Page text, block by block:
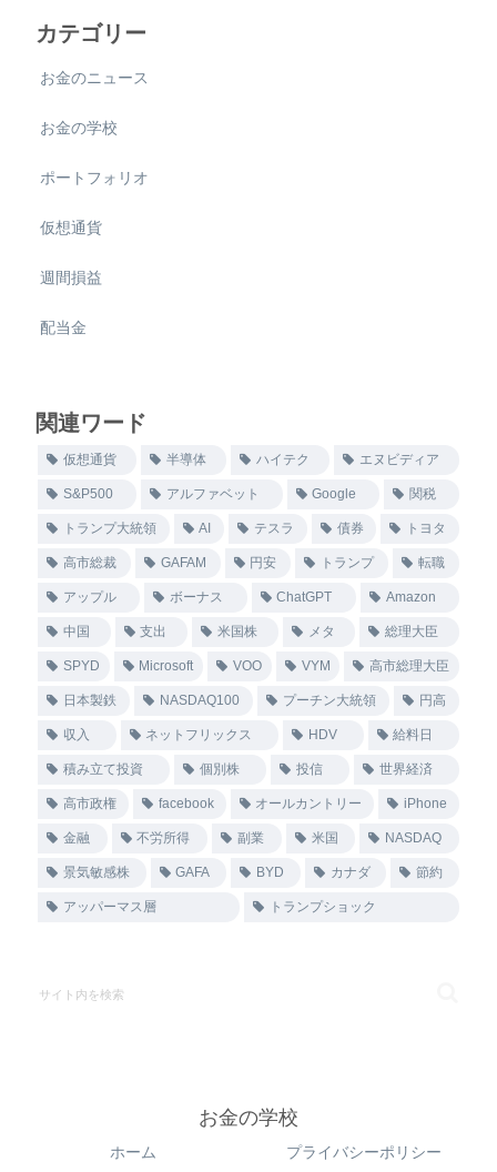
カテゴリー
お金のニュース
お金の学校
ポートフォリオ
仮想通貨
週間損益
配当金
関連ワード
仮想通貨 半導体 ハイテク エヌビディア
S&P500 アルファベット Google 関税
トランプ大統領 AI テスラ 債券 トヨタ
高市総裁 GAFAM 円安 トランプ 転職
アップル ボーナス ChatGPT Amazon
中国 支出 米国株 メタ 総理大臣
SPYD Microsoft VOO VYM 高市総理大臣
日本製鉄 NASDAQ100 プーチン大統領 円高
収入 ネットフリックス HDV 給料日
積み立て投資 個別株 投信 世界経済
高市政権 facebook オールカントリー iPhone
金融 不労所得 副業 米国 NASDAQ
景気敏感株 GAFA BYD カナダ 節約
アッパーマス層 トランプショック
お金の学校
ホーム プライバシーポリシー